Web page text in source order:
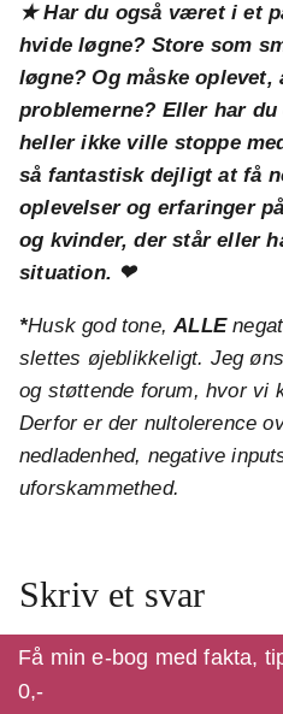
★ Har du også været i et
hvide løgne? Store som
løgne? Og måske
problemerne? Eller har
heller ikke ville stoppe
så fantastisk dejligt at få
oplevelser og erfaringer
og kvinder, der står eller
situation. ❤
*Husk god tone,ALLE
slettes øjeblikkeligt. Jeg
og støttende forum, hvor vi
Derfor er der nultolerence
nedladenhed, negative
uforskammethed.
Skriv et svar
Din e-mailadresse vil ikke
felter er markeret med
Få min e-bog med fakta,
0,-